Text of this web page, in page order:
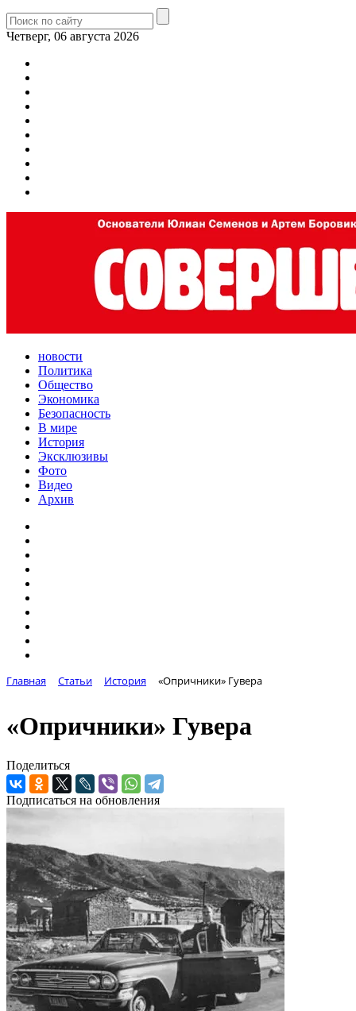
Четверг, 06 августа 2026
новости
Политика
Общество
Экономика
Безопасность
В мире
История
Эксклюзивы
Фото
Видео
Архив
Главная Статьи История «Опричники» Гувера
«Опричники» Гувера
Поделиться
Подписаться на обновления